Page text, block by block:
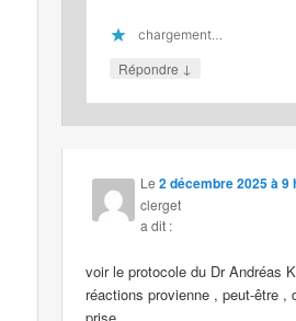
chargement…
Répondre ↓
Le2 décembre 2025 à 9
clerget
a dit :
voir le protocole du Dr Andréas
réactions provienne , peut-être ,
prise .